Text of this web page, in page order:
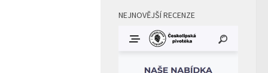
NEJNOVĚJŠÍ RECENZE